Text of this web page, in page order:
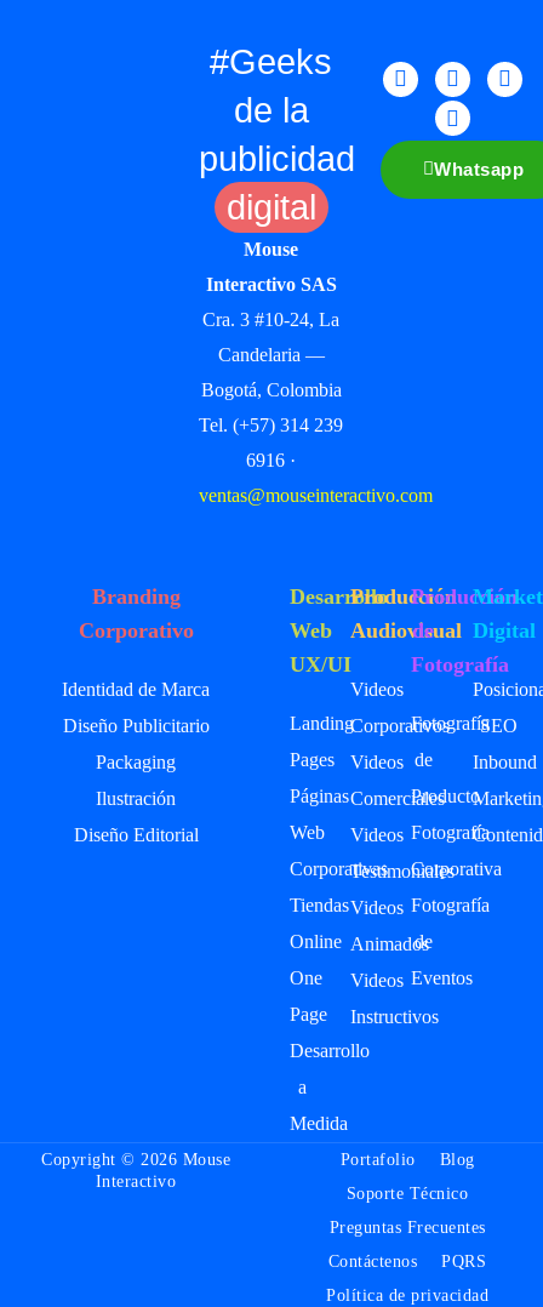
#Geeks
de la
publicidad
digital
Mouse
Interactivo SAS
Cra. 3 #10-24, La
Candelaria —
Bogotá, Colombia
Tel. (+57) 314 239
6916 ·
ventas@mouseinteractivo.com
Whatsapp
Branding
Corporativo
Identidad de Marca
Diseño Publicitario
Packaging
Ilustración
Diseño Editorial
Desarrollo
Web
UX/UI
Landing
Pages
Páginas
Web
Corporativas
Tiendas
Online
One
Page
Desarrollo
a
Medida
Producción
Audiovisual
Videos
Corporativos
Videos
Comerciales
Videos
Testimoniales
Videos
Animados
Videos
Instructivos
Producción
de
Fotografía
Fotografía
de
Producto
Fotografía
Corporativa
Fotografía
de
Eventos
Digital
SEO
Inbound
Copyright © 2026 Mouse
Interactivo
Portafolio
Blog
Soporte Técnico
Preguntas Frecuentes
Contáctenos
PQRS
Política de privacidad